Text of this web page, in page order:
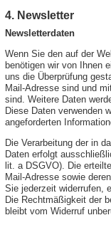
4. Newsletter
Newsletterdaten
Wenn Sie den auf der
benötigen wir von Ihnen
uns die Überprüfung
Mail-Adresse sind und
sind. Weitere Daten
Diese Daten verwenden
angeforderten
Die Verarbeitung der in
Daten erfolgt
lit. a DSGVO). Die
Mail-Adresse sowie
Sie jederzeit widerrufen,
Die Rechtmäßigkeit der
bleibt vom Widerruf